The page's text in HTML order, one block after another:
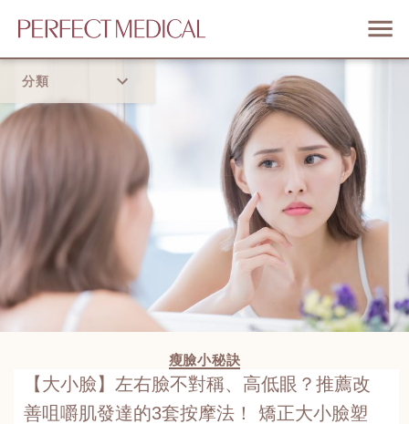
分類
瘦臉小秘訣
【大小臉】左右臉不對稱、高低眼？推薦改
善咀嚼肌發達的3套按摩法！ 矯正大小臉塑